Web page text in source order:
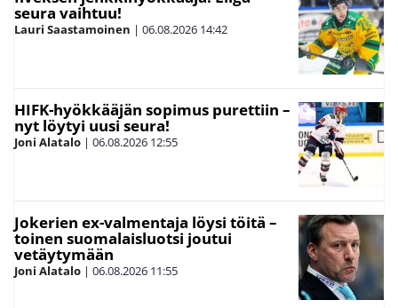
seura vaihtuu!
Lauri Saastamoinen | 06.08.2026 14:42
HIFK-hyökkääjän sopimus purettiin –
nyt löytyi uusi seura!
Joni Alatalo | 06.08.2026 12:55
Jokerien ex-valmentaja löysi töitä –
toinen suomalaisluotsi joutui
vetäytymään
Joni Alatalo | 06.08.2026 11:55